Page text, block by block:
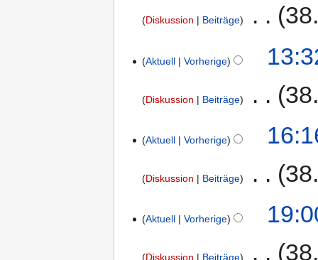
Diskussion Beiträge
Aktuell Vorherige
Diskussion Beiträge
Aktuell Vorherige
Diskussion Beiträge
Aktuell Vorherige
Diskussion Beiträge